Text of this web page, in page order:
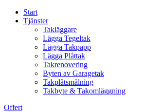
Start
Tjänster
Takläggare
Lägga Tegeltak
Lägga Takpapp
Lägga Plåttak
Takrenovering
Byten av Garagetak
Takplåtsmålning
Takbyte & Takomläggning
Offert